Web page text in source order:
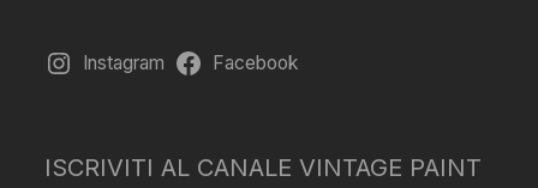
Instagram Facebook
ISCRIVITI AL CANALE VINTAGE PAINT